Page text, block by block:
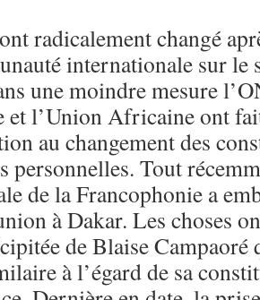
radicalement changé
internationale sur le
une moindre mesure
et l’Union Africaine ont
au changement des
personnelles. Tout
de la Francophonie a
à Dakar. Les choses
de Blaise Campaoré
à l’égard de sa